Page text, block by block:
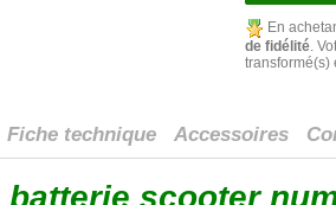
En
de fidélité.
Fiche technique Accessoires
batterie scooter